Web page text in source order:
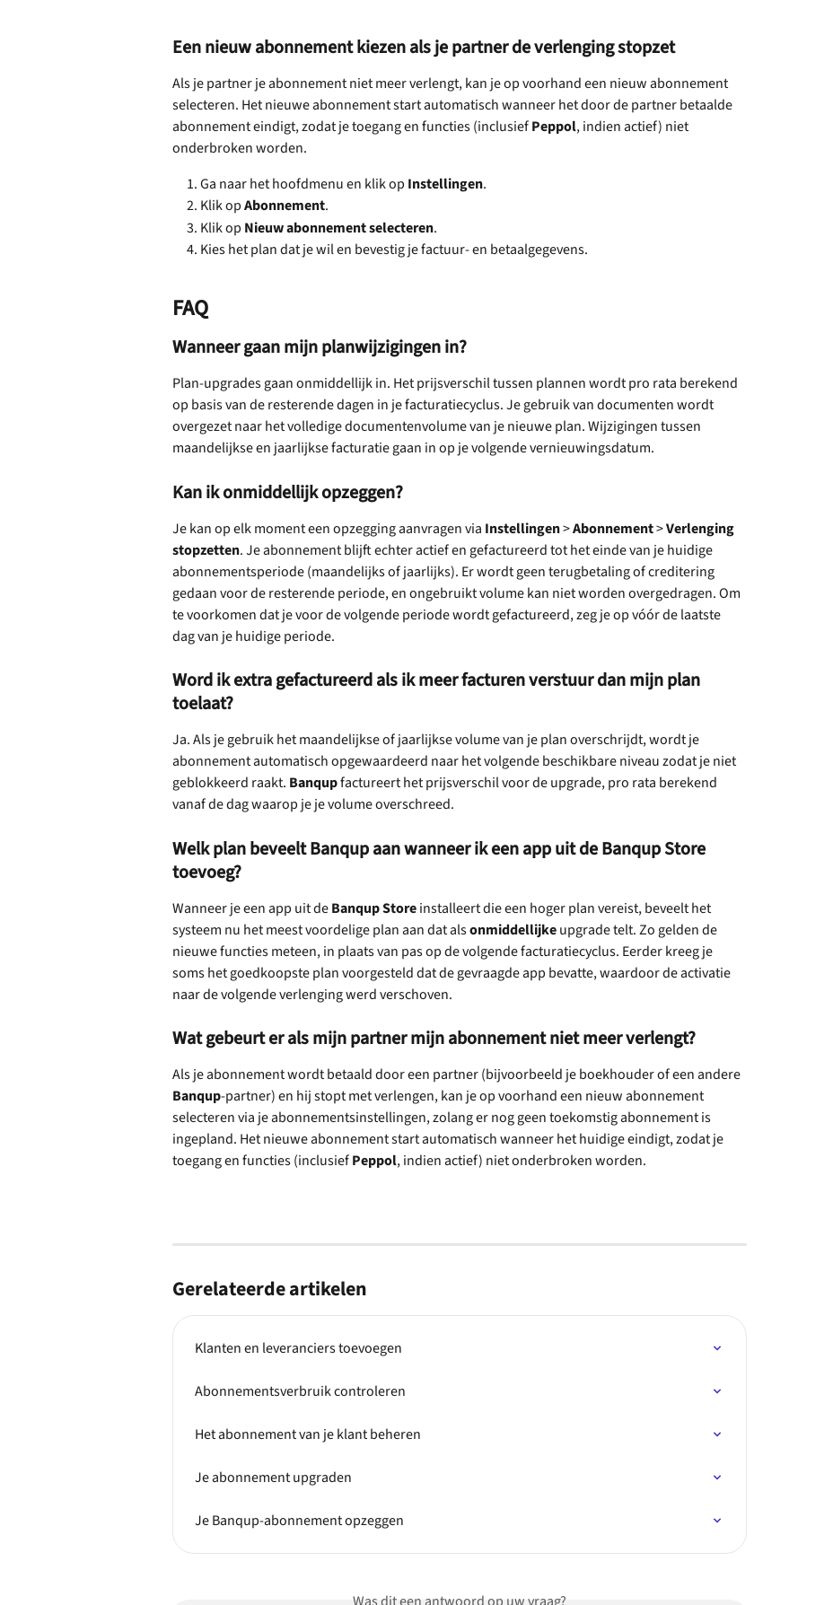
Een nieuw abonnement kiezen als je partner de verlenging stopzet
Als je partner je abonnement niet meer verlengt, kan je op voorhand een nieuw abonnement
selecteren. Het nieuwe abonnement start automatisch wanneer het door de partner betaalde
abonnement eindigt, zodat je toegang en functies (inclusief Peppol, indien actief) niet
onderbroken worden.
Ga naar het hoofdmenu en klik op Instellingen.
Klik op Abonnement.
Klik op Nieuw abonnement selecteren.
Kies het plan dat je wil en bevestig je factuur- en betaalgegevens.
FAQ
Wanneer gaan mijn planwijzigingen in?
Plan-upgrades gaan onmiddellijk in. Het prijsverschil tussen plannen wordt pro rata berekend
op basis van de resterende dagen in je facturatiecyclus. Je gebruik van documenten wordt
overgezet naar het volledige documentenvolume van je nieuwe plan. Wijzigingen tussen
maandelijkse en jaarlijkse facturatie gaan in op je volgende vernieuwingsdatum.
Kan ik onmiddellijk opzeggen?
Je kan op elk moment een opzegging aanvragen via Instellingen > Abonnement > Verlenging
stopzetten. Je abonnement blijft echter actief en gefactureerd tot het einde van je huidige
abonnementsperiode (maandelijks of jaarlijks). Er wordt geen terugbetaling of creditering
gedaan voor de resterende periode, en ongebruikt volume kan niet worden overgedragen. Om
te voorkomen dat je voor de volgende periode wordt gefactureerd, zeg je op vóór de laatste
dag van je huidige periode.
Word ik extra gefactureerd als ik meer facturen verstuur dan mijn plan
toelaat?
Ja. Als je gebruik het maandelijkse of jaarlijkse volume van je plan overschrijdt, wordt je
abonnement automatisch opgewaardeerd naar het volgende beschikbare niveau zodat je niet
geblokkeerd raakt. Banqup factureert het prijsverschil voor de upgrade, pro rata berekend
vanaf de dag waarop je je volume overschreed.
Welk plan beveelt Banqup aan wanneer ik een app uit de Banqup Store
toevoeg?
Wanneer je een app uit de Banqup Store installeert die een hoger plan vereist, beveelt het
systeem nu het meest voordelige plan aan dat als onmiddellijke upgrade telt. Zo gelden de
nieuwe functies meteen, in plaats van pas op de volgende facturatiecyclus. Eerder kreeg je
soms het goedkoopste plan voorgesteld dat de gevraagde app bevatte, waardoor de activatie
naar de volgende verlenging werd verschoven.
Wat gebeurt er als mijn partner mijn abonnement niet meer verlengt?
Als je abonnement wordt betaald door een partner (bijvoorbeeld je boekhouder of een andere
Banqup-partner) en hij stopt met verlengen, kan je op voorhand een nieuw abonnement
selecteren via je abonnementsinstellingen, zolang er nog geen toekomstig abonnement is
ingepland. Het nieuwe abonnement start automatisch wanneer het huidige eindigt, zodat je
toegang en functies (inclusief Peppol, indien actief) niet onderbroken worden.
Gerelateerde artikelen
Klanten en leveranciers toevoegen
Abonnementsverbruik controleren
Het abonnement van je klant beheren
Je abonnement upgraden
Je Banqup-abonnement opzeggen